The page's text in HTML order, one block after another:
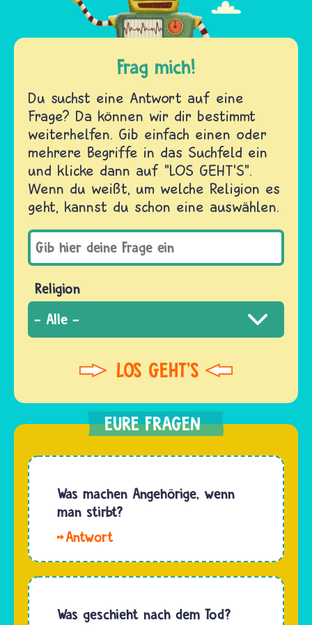
Frag mich!
Du suchst eine Antwort auf eine
Frage? Da können wir dir bestimmt
weiterhelfen. Gib einfach einen oder
mehrere Begriffe in das Suchfeld ein
und klicke dann auf "LOS GEHT'S".
Wenn du weißt, um welche Religion es
geht, kannst du schon eine auswählen.
Religion
Was machen Angehörige, wenn
man stirbt?
Mensch
dann
Was geschieht nach dem Tod?